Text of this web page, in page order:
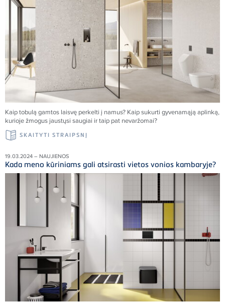
Kaip tobulą gamtos laisvę perkelti į namus? Kaip sukurti gyvenamąją aplinką,
kurioje žmogus jaustųsi saugiai ir taip pat nevaržomai?
SKAITYTI STRAIPSNĮ
19.03.2024 – NAUJIENOS
Kada meno kūriniams gali atsirasti vietos vonios kambaryje?